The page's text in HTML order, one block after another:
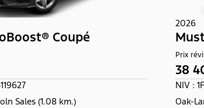
Coupé
Sales (1.08 km.)
2026
Prix
38
NIV :
Oak-